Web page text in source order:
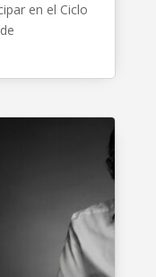
en el Ciclo